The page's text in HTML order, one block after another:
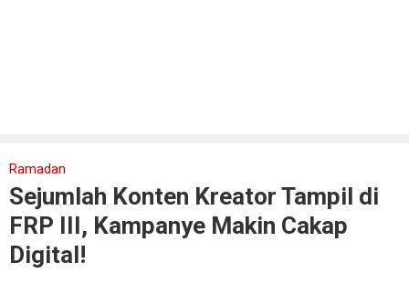
Ramadan
Sejumlah Konten Kreator Tampil di
FRP III, Kampanye Makin Cakap
Digital!